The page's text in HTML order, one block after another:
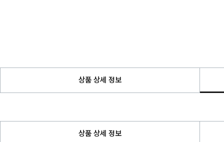
상품 상세 정보
상품 상세 정보